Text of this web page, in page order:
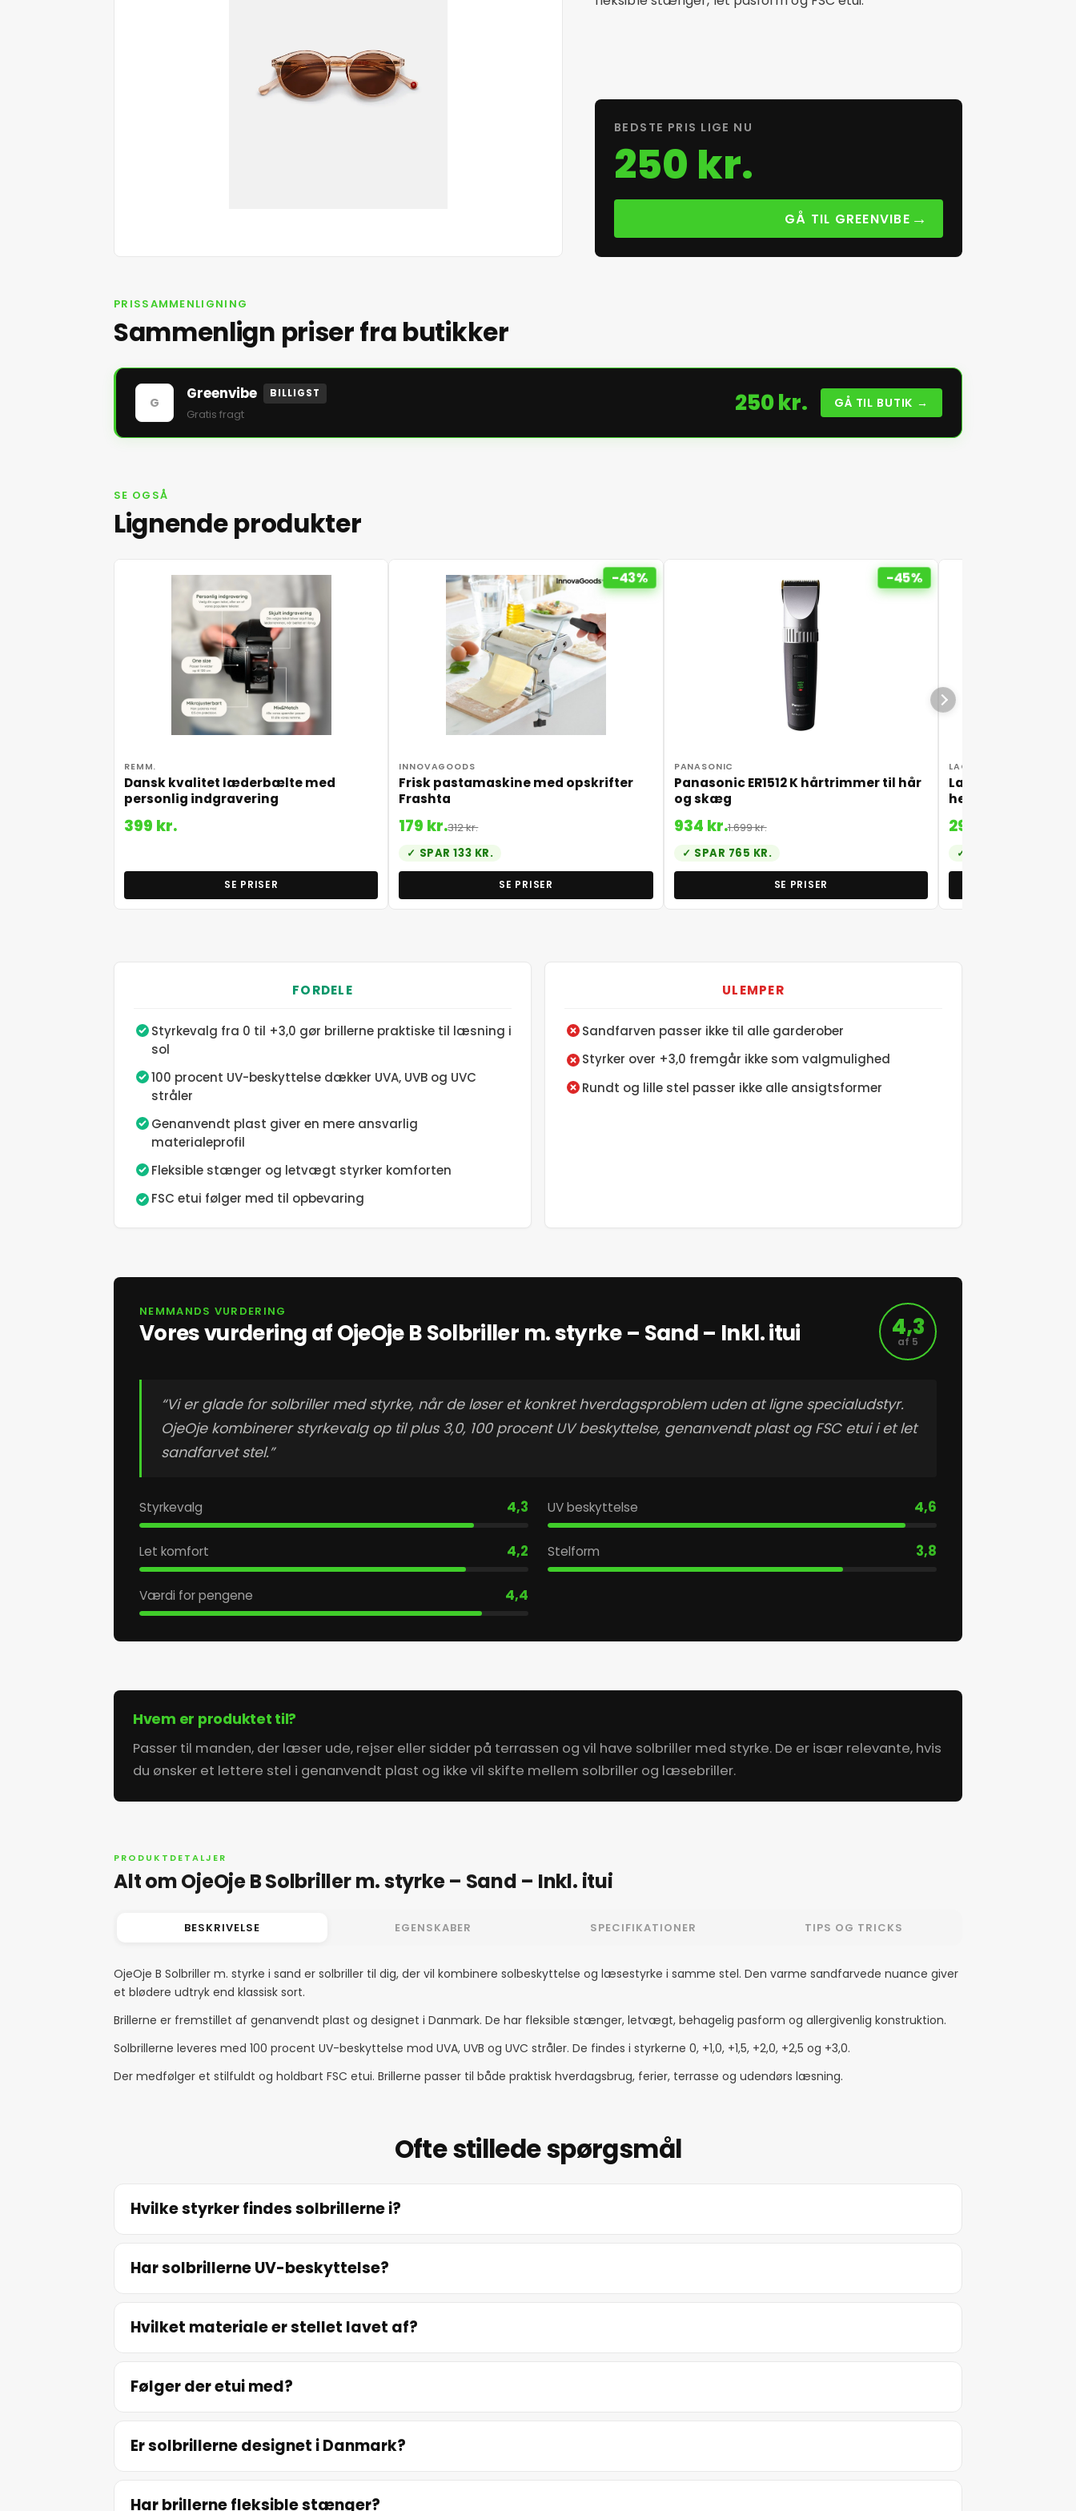
BEDSTE PRIS LIGE NU
250 kr.
GÅ TIL GREENVIBE →
PRISSAMMENLIGNING
Sammenlign priser fra butikker
G Greenvibe BILLIGST
Gratis fragt 250 kr. GÅ TIL BUTIK →
SE OGSÅ
Lignende produkter
REMM.
Dansk kvalitet læderbælte med
personlig indgravering
399 kr.
SE PRISER
-43%
INNOVAGOODS
Frisk pastamaskine med opskrifter
Frashta
179 kr.312 kr.
SPAR 133 KR.
SE PRISER
-45%
PANASONIC
Panasonic ER1512 K hårtrimmer til hår
og skæg
934 kr.1.699 kr.
SPAR 765 KR.
SE PRISER
LACOSTE
Lacoste L.12.12
herreparfume
298 kr.
FORDELE
Styrkevalg fra 0 til +3,0 gør brillerne praktiske til læsning i
sol
100 procent UV-beskyttelse dækker UVA, UVB og UVC
stråler
Genanvendt plast giver en mere ansvarlig
materialeprofil
Fleksible stænger og letvægt styrker komforten
FSC etui følger med til opbevaring
ULEMPER
Sandfarven passer ikke til alle garderober
Styrker over +3,0 fremgår ikke som valgmulighed
Rundt og lille stel passer ikke alle ansigtsformer
NEMMANDS VURDERING
Vores vurdering af OjeOje B Solbriller m. styrke – Sand – Inkl. itui 4,3
af 5
“Vi er glade for solbriller med styrke, når de løser et konkret hverdagsproblem uden at ligne specialudstyr.
OjeOje kombinerer styrkevalg op til plus 3,0, 100 procent UV beskyttelse, genanvendt plast og FSC etui i et let
sandfarvet stel.”
Styrkevalg 4,3 UV beskyttelse 4,6
Let komfort 4,2 Stelform 3,8
Værdi for pengene 4,4
Hvem er produktet til?
Passer til manden, der læser ude, rejser eller sidder på terrassen og vil have solbriller med styrke. De er især relevante, hvis
du ønsker et lettere stel i genanvendt plast og ikke vil skifte mellem solbriller og læsebriller.
PRODUKTDETALJER
Alt om OjeOje B Solbriller m. styrke – Sand – Inkl. itui
BESKRIVELSE EGENSKABER SPECIFIKATIONER TIPS OG TRICKS
OjeOje B Solbriller m. styrke i sand er solbriller til dig, der vil kombinere solbeskyttelse og læsestyrke i samme stel. Den varme sandfarvede nuance giver
et blødere udtryk end klassisk sort.
Brillerne er fremstillet af genanvendt plast og designet i Danmark. De har fleksible stænger, letvægt, behagelig pasform og allergivenlig konstruktion.
Solbrillerne leveres med 100 procent UV-beskyttelse mod UVA, UVB og UVC stråler. De findes i styrkerne 0, +1,0, +1,5, +2,0, +2,5 og +3,0.
Der medfølger et stilfuldt og holdbart FSC etui. Brillerne passer til både praktisk hverdagsbrug, ferier, terrasse og udendørs læsning.
Ofte stillede spørgsmål
Hvilke styrker findes solbrillerne i?
Har solbrillerne UV-beskyttelse?
Hvilket materiale er stellet lavet af?
Følger der etui med?
Er solbrillerne designet i Danmark?
Har brillerne fleksible stænger?